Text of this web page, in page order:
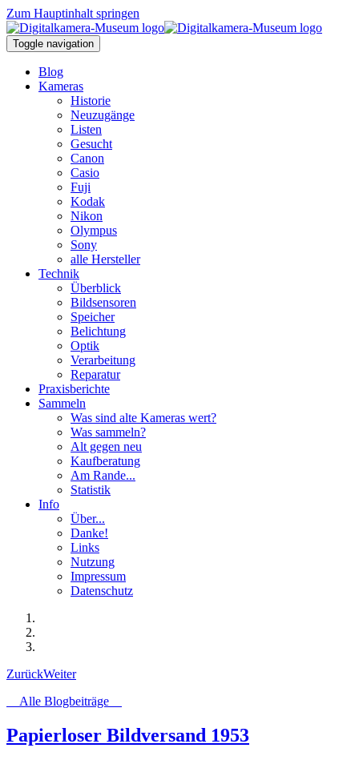
Zum Hauptinhalt springen
Toggle navigation
Blog
Kameras
Historie
Neuzugänge
Listen
Gesucht
Canon
Casio
Fuji
Kodak
Nikon
Olympus
Sony
alle Hersteller
Technik
Überblick
Bildsensoren
Speicher
Belichtung
Optik
Verarbeitung
Reparatur
Praxisberichte
Sammeln
Was sind alte Kameras wert?
Was sammeln?
Alt gegen neu
Kaufberatung
Am Rande...
Statistik
Info
Über...
Danke!
Links
Nutzung
Impressum
Datenschutz
ZurückWeiter
Alle Blogbeiträge
Papierloser Bildversand 1953